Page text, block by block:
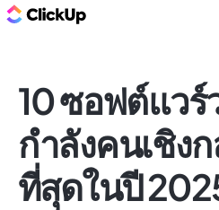
10 ซอฟต์แวร์
กำลังคนเชิง
ที่สุดในปี